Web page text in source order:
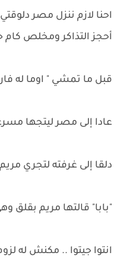
احنا لازم ننزل مصر
أحجز التذاكر ومخلص كام
قبل ما تمشي " اوما له
عادا إلى مصر ليتجها
دلقا إلى غرفته لتجري
"بابا" قالتها مريم بقلق
انتوا جيتوا .. مكنش له